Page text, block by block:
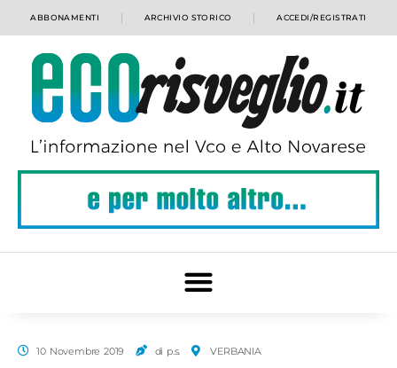
ABBONAMENTI ARCHIVIO STORICO ACCEDI/REGISTRATI
10 Novembre 2019 di p.s. VERBANIA